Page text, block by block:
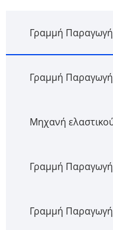
Γραμμή
Γραμμή
Μηχανή
Γραμμή
Γραμμή